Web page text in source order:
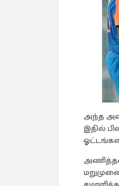
அந்த
இதில்